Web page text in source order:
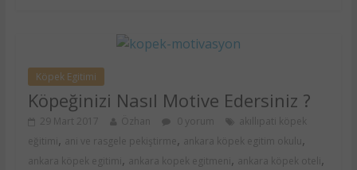
Köpek Egitimi
Köpeğinizi Nasıl Motive Edersiniz ?
29 Mart 2017 Özhan 0 yorum
akıllıpati köpek
eğitimi , ani ve rasgele pekiştirme , ankara köpek egitim okulu ,
ankara köpek egitimi , ankara kopek egitmeni , ankara köpek oteli ,